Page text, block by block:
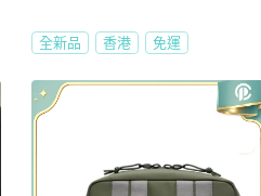
全新品 香港 免運